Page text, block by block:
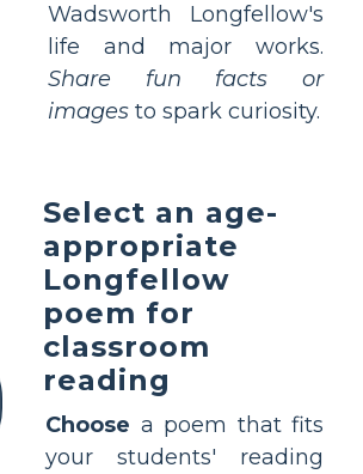
Wadsworth Longfellow's
life and major works.
Share fun facts or
imagesto spark curiosity.
Select an age-
appropriate
Longfellow
poem for
classroom
reading
Choose a poem that fits
your students' reading